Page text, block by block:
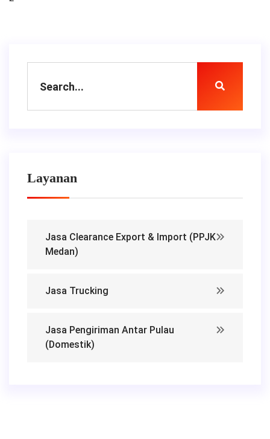
Layanan
Jasa Clearance Export & Import (PPJK
Medan)
Jasa Trucking
Jasa Pengiriman Antar Pulau
(Domestik)